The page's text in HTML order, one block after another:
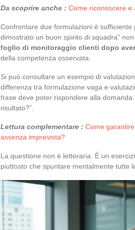
Da scoprire anche : Come riconoscere e
Confrontare due formulazioni è
dimostrato un buon spirito di squadra”
foglio di monitoraggio clienti dopo
della competenza osservata.
Si può consultare un esempio di
differenza tra formulazione vaga e
frase deve poter rispondere alla
risultato?”.
Lettura complementare : Come
assenza imprevista?
La questione non è letteraria. È un
piuttosto che spuntare mentalmente tutte